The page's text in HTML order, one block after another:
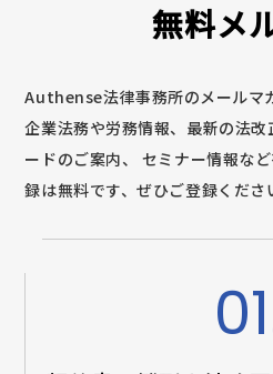
無料メ
Authense法律事務所のメールマ
企業法務や労務情報、最新の法
ードのご案内、
セミナー情報な
録は無料です、ぜひご登録くださ